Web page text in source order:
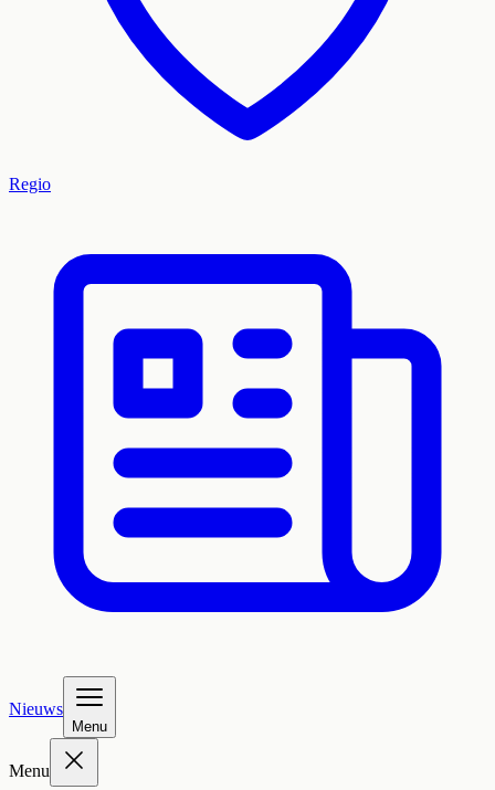
Regio
Nieuws
Menu
Menu